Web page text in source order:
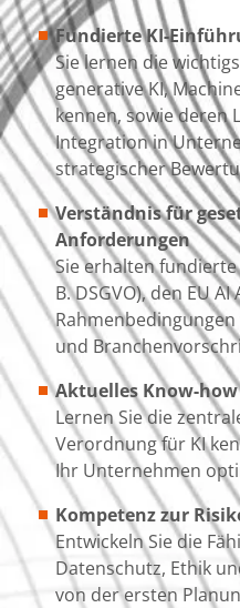
Fundierte KI-
Sie lernen die
generative KI,
kennen, sowie deren
Integration in
strategischer
Verständnis für
Anforderungen
Sie erhalten
B. DSGVO), den EU
und
Aktuelles Know-how
Lernen Sie die
Verordnung für KI
Ihr Unternehmen
Kompetenz zur
Entwickeln Sie die
Datenschutz, Ethik
von der ersten